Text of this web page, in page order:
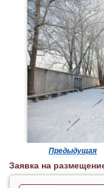
Предыдущая
Заявка на